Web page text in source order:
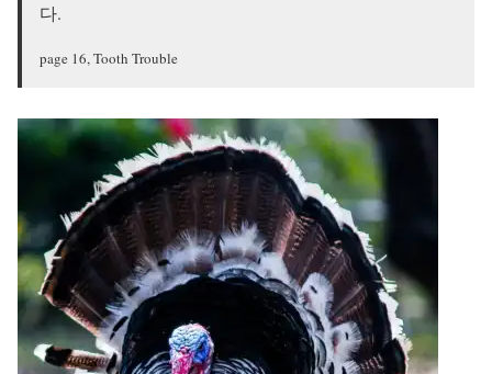
다.
page 16, Tooth Trouble